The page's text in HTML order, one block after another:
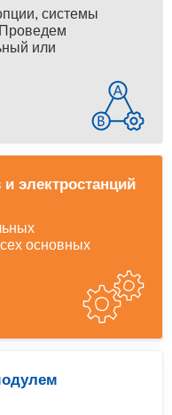
системы
или
электростанций
основных